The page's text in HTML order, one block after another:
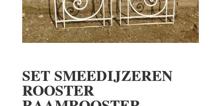
SET SMEEDIJZEREN
ROOSTER